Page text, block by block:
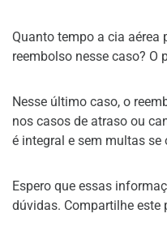
Quanto tempo a cia aérea
reembolso nesse caso? O
Nesse último caso, o
nos casos de atraso ou
é integral e sem multas
Espero que essas
dúvidas. Compartilhe este